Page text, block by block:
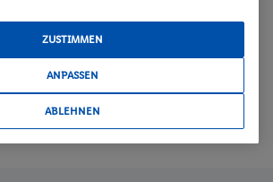
wählen
|Wer kommt mit?| Wo geht es los?
ZUSTIMMEN
ANPASSEN
ABLEHNEN